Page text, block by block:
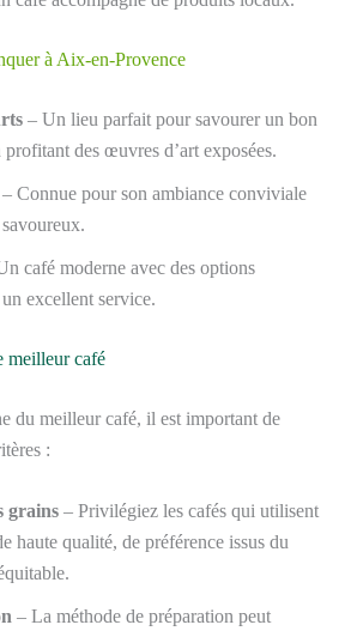
à Aix-en-Provence
– Un lieu parfait pour savourer un bon
profitant des œuvres d’art exposées.
– Connue pour son ambiance conviviale
café moderne avec des options
excellent service.
meilleur café
du meilleur café, il est important de
:
grains – Privilégiez les cafés qui utilisent
haute qualité, de préférence issus du
– La méthode de préparation peut